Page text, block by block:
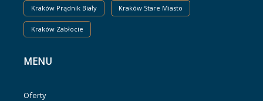
Kraków Prądnik Biały Kraków Stare Miasto
Kraków Zabłocie
MENU
Oferty